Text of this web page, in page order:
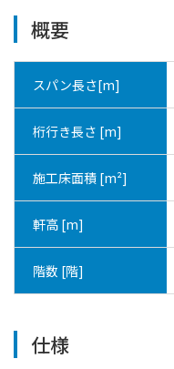
概要
スパン長さ[m]
桁行き長さ [m]
施工床面積 [m²]
軒高 [m]
階数 [階]
仕様